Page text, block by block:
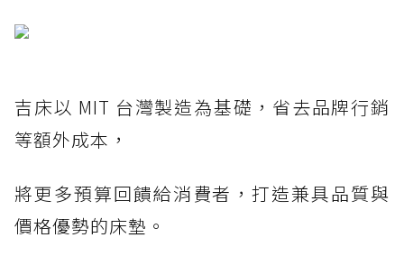
吉床以 MIT 台灣製造為基礎，省去品牌行銷
等額外成本，
將更多預算回饋給消費者，打造兼具品質與
價格優勢的床墊。